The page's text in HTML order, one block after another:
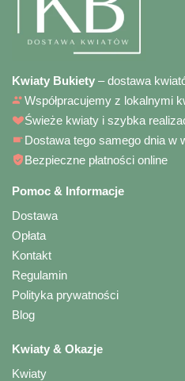
Kwiaty Bukiety – dostawa
Współpracujemy z lokalnymi
Świeże kwiaty i szybka
Dostawa tego samego dnia w
Bezpieczne płatności online
Pomoc & Informacje
Dostawa
Opłata
Kontakt
Regulamin
Polityka prywatności
Blog
Kwiaty & Okazje
Kwiaty